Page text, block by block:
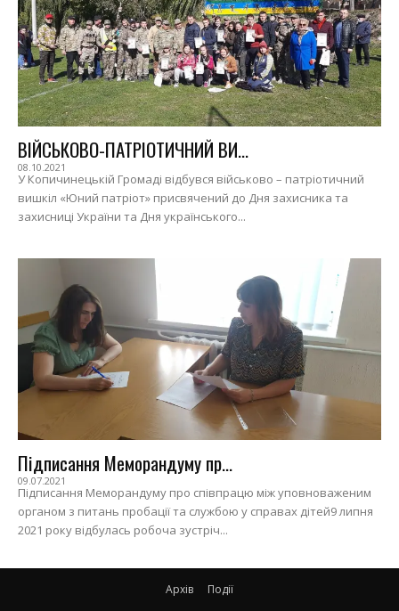
ВІЙСЬКОВО-ПАТРІОТИЧНИЙ ВИ...
08.10.2021
У Копичинецькій Громаді відбувся військово – патріотичний
вишкіл «Юний патріот» присвячений до Дня захисника та
захисниці України та Дня українського...
Підписання Меморандуму пр...
09.07.2021
Підписання Меморандуму про співпрацю між уповноваженим
органом з питань пробації та службою у справах дітей9 липня
2021 року відбулась робоча зустріч...
Архів Події